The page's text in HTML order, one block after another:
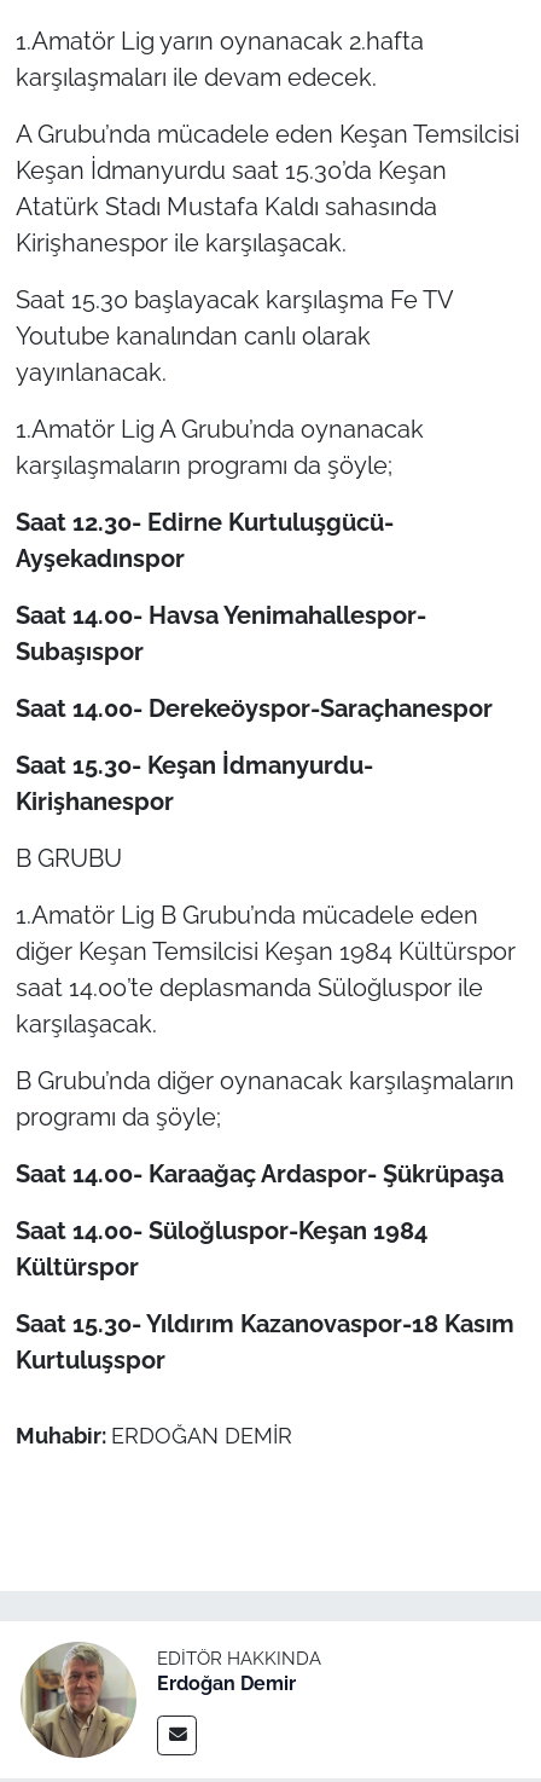
1.Amatör Lig yarın oynanacak 2.hafta
karşılaşmaları ile devam edecek.
A Grubu’nda mücadele eden Keşan Temsilcisi
Keşan İdmanyurdu saat 15.30’da Keşan
Atatürk Stadı Mustafa Kaldı sahasında
Kirişhanespor ile karşılaşacak.
Saat 15.30 başlayacak karşılaşma Fe TV
Youtube kanalından canlı olarak
yayınlanacak.
1.Amatör Lig A Grubu’nda oynanacak
karşılaşmaların programı da şöyle;
Saat 12.30- Edirne Kurtuluşgücü-
Ayşekadınspor
Saat 14.00- Havsa Yenimahallespor-
Subaşıspor
Saat 14.00- Derekeöyspor-Saraçhanespor
Saat 15.30- Keşan İdmanyurdu-
Kirişhanespor
B GRUBU
1.Amatör Lig B Grubu’nda mücadele eden
diğer Keşan Temsilcisi Keşan 1984 Kültürspor
saat 14.00’te deplasmanda Süloğluspor ile
karşılaşacak.
B Grubu’nda diğer oynanacak karşılaşmaların
programı da şöyle;
Saat 14.00- Karaağaç Ardaspor- Şükrüpaşa
Saat 14.00- Süloğluspor-Keşan 1984
Kültürspor
Saat 15.30- Yıldırım Kazanovaspor-18 Kasım
Kurtuluşspor
Muhabir: ERDOĞAN DEMİR
EDITÖR HAKKINDA
Erdoğan Demir
TEKİRDAĞ
KIRKLARELİ
ÇANAKKALE
TÜRKİYE
Güvenlik
Politika
Flaş Haber
Magazin
İş Dünyası
Bilim Teknoloji
Finans
Genel-A
Gündem-Eğitim